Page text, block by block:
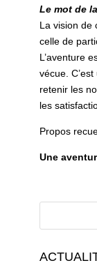
Le mot de
La vision de
celle de
L’aventure
vécue.
retenir les
les
Propos
Une